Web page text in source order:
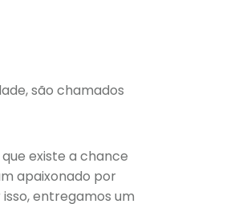
são chamados
existe a chance
apaixonado por
entregamos um